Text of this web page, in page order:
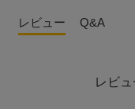
レビュー Q&A
レビ